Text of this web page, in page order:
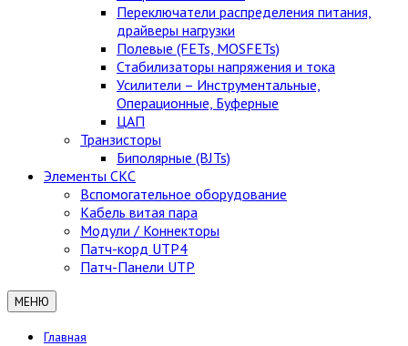
Переключатели распределения питания,
драйверы нагрузки
Полевые (FETs, MOSFETs)
Стабилизаторы напряжения и тока
Усилители – Инструментальные,
Операционные, Буферные
ЦАП
Транзисторы
Биполярные (BJTs)
Элементы СКС
Вспомогательное оборудование
Кабель витая пара
Модули / Коннекторы
Патч-корд UTP4
Патч-Панели UTP
МЕНЮ
Главная